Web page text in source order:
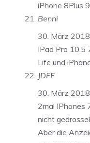
iPhone 8Plus
Benni
30. März
IPad Pro 10.5
Life und
JDFF
30. März
2mal IPhones
nicht
Aber die